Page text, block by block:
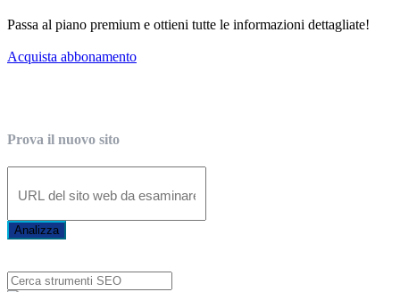
Passa al piano premium e ottieni tutte le informazioni dettagliate!
Acquista abbonamento
Prova il nuovo sito
Analizza